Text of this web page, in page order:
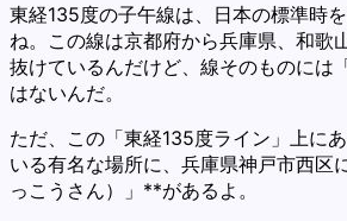
東経135度の子午線は、日本の標準時
ね。この線は京都府から兵庫県、和歌
抜けているんだけど、線そのものには
はないんだ。
ただ、この「東経135度ライン」上に
いる有名な場所に、兵庫県神戸市西区
っこうさん）」**があるよ。